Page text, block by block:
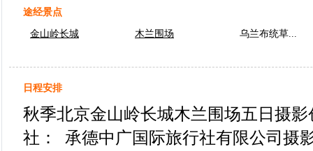
途经景点
金山岭长城 木兰围场 乌兰布统草...
日程安排
秋季北京金山岭长城木兰围场五日摄
社： 承德中广国际旅行社有限公司摄